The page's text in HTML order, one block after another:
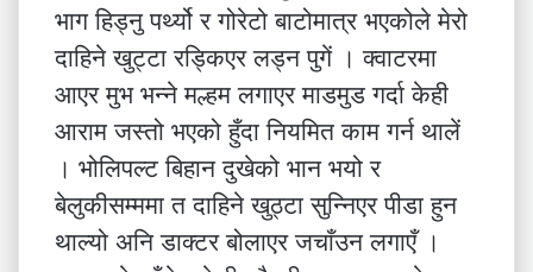
भाग हिड्नु पर्थ्यो र गोरेटो बाटोमात्र भएकोले मेरो
दाहिने खुट्टा रड्किएर लड्न पुगें । क्वाटरमा
आएर मुभ भन्ने मल्हम लगाएर माडमुड गर्दा केही
आराम जस्तो भएको हुँदा नियमित काम गर्न थालें
। भोलिपल्ट बिहान दुखेको भान भयो र
बेलुकीसम्ममा त दाहिने खुठ्टा सुन्निएर पीडा हुन
थाल्यो अनि डाक्टर बोलाएर जचाँउन लगाएँ ।